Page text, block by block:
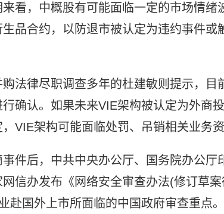
来看，中概股有可能面临一定的市场情绪
品合约，以防退市被认定为违约事件或
法律尽职调查多年的杜建敏则提示，
确认。如果未来VIE架构被认定为外商
VIE架构可能面临处罚、吊销相关业务
件后，中共中央办公厅、国务院办公
信办发布《网络安全审查办法(修订草
赴国外上市所面临的中国政府审查重点